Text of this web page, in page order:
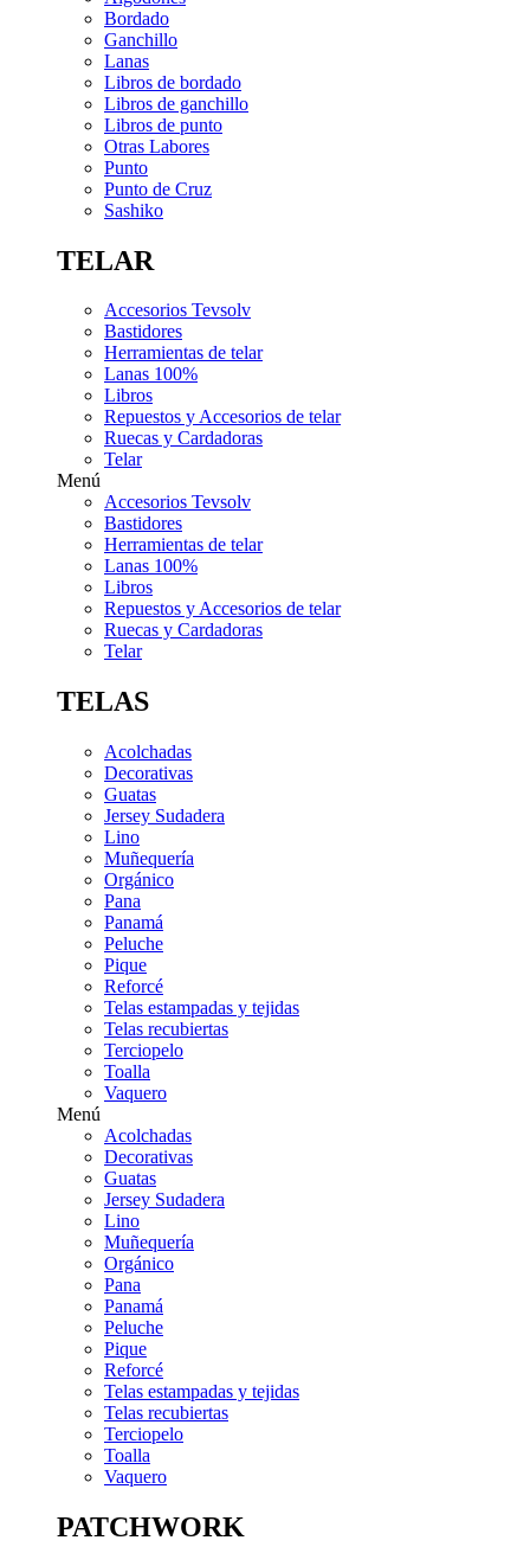
Bordado
Ganchillo
Lanas
Libros de bordado
Libros de ganchillo
Libros de punto
Otras Labores
Punto
Punto de Cruz
Sashiko
TELAR
Accesorios Tevsolv
Bastidores
Herramientas de telar
Lanas 100%
Libros
Repuestos y Accesorios de telar
Ruecas y Cardadoras
Telar
Menú
Accesorios Tevsolv
Bastidores
Herramientas de telar
Lanas 100%
Libros
Repuestos y Accesorios de telar
Ruecas y Cardadoras
Telar
TELAS
Acolchadas
Decorativas
Guatas
Jersey Sudadera
Lino
Muñequería
Orgánico
Pana
Panamá
Peluche
Pique
Reforcé
Telas estampadas y tejidas
Telas recubiertas
Terciopelo
Toalla
Vaquero
Menú
Acolchadas
Decorativas
Guatas
Jersey Sudadera
Lino
Muñequería
Orgánico
Pana
Panamá
Peluche
Pique
Reforcé
Telas estampadas y tejidas
Telas recubiertas
Terciopelo
Toalla
Vaquero
PATCHWORK